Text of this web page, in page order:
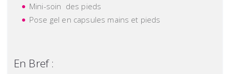
Mini-soin des pieds
Pose gel en capsules mains et pieds
En Bref :